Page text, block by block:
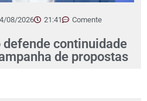
08/2026 21:41 Comente
defende continuidade
de propostas